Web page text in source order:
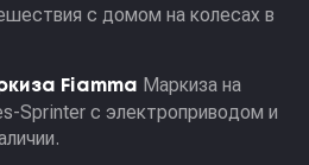
с домом на колесах в
Fiamma Маркиза на
Sprinter с электроприводом и